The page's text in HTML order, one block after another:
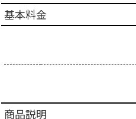
基本料金
商品説明